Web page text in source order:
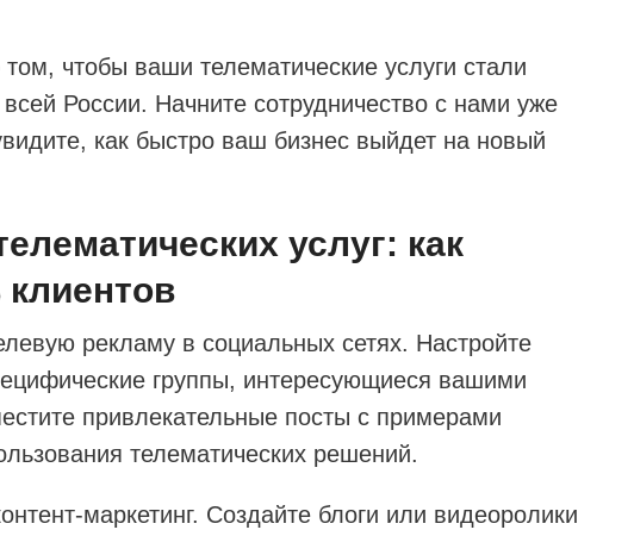
том, чтобы ваши телематические услуги стали
России. Начните сотрудничество с нами уже
как быстро ваш бизнес выйдет на новый
услуг: как
рекламу в социальных сетях. Настройте
группы, интересующиеся вашими
привлекательные посты с примерами
телематических решений.
маркетинг. Создайте блоги или видеоролики